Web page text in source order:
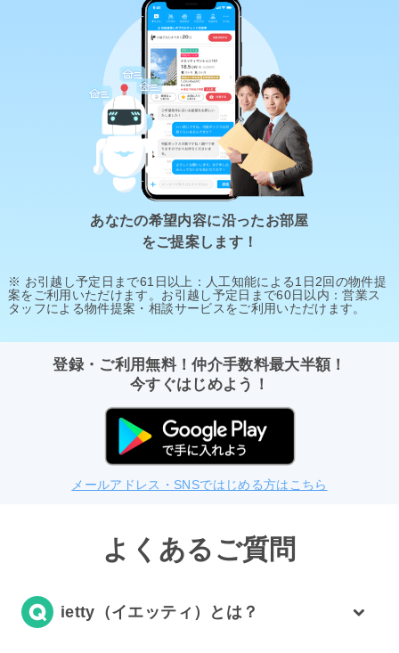
あなたの希望内容に沿ったお部屋
をご提案します！
※ お引越し予定日まで61日以上：人工知能による1日2回の物件提
案をご利用いただけます。お引越し予定日まで60日以内：営業ス
タッフによる物件提案・相談サービスをご利用いただけます。
登録・ご利用無料！仲介手数料最大半額！
今すぐはじめよう！
メールアドレス・SNSではじめる方はこちら
よくあるご質問
ietty（イエッティ）とは？